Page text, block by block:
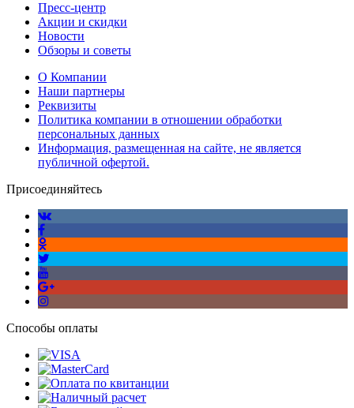
Пресс-центр
Акции и скидки
Новости
Обзоры и советы
О Компании
Наши партнеры
Реквизиты
Политика компании в отношении обработки
персональных данных
Информация, размещенная на сайте, не является
публичной офертой.
Присоединяйтесь
Способы оплаты